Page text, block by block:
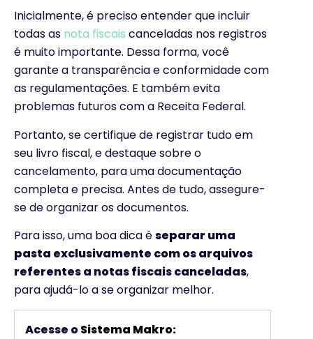
Inicialmente, é preciso entender que incluir
todas as nota fiscais canceladas nos registros
é muito importante. Dessa forma, você
garante a transparência e conformidade com
as regulamentações. E também evita
problemas futuros com a Receita Federal.
Portanto, se certifique de registrar tudo em
seu livro fiscal, e destaque sobre o
cancelamento, para uma documentação
completa e precisa. Antes de tudo, assegure-
se de organizar os documentos.
Para isso, uma boa dica éseparar uma
pasta exclusivamente com os arquivos
referentes a notas fiscais canceladas,
para ajudá-lo a se organizar melhor.
Acesse oSistema Makro: